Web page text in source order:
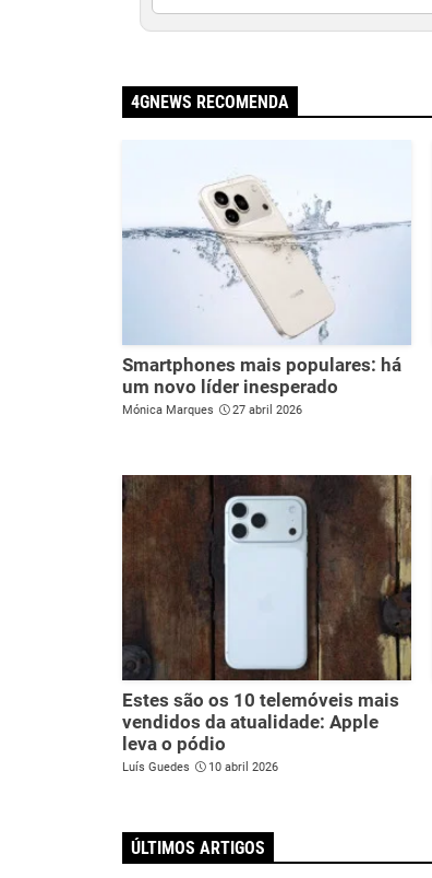
4GNEWS RECOMENDA
Smartphones mais populares: há
um novo líder inesperado
Mónica Marques 27 abril 2026
Estes são os 10 telemóveis mais
vendidos da atualidade: Apple
leva o pódio
Luís Guedes 10 abril 2026
ÚLTIMOS ARTIGOS